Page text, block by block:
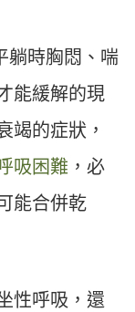
躺時胸悶、喘
能緩解的現
竭的症狀，
吸困難 ，必
能合併乾
性呼吸，還